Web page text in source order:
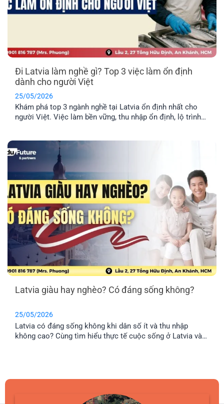
Đi Latvia làm nghề gì? Top 3 việc làm ổn định
dành cho người Việt
25/05/2026
Khám phá top 3 ngành nghề tại Latvia ổn định nhất cho
người Việt. Việc làm bền vững, thu nhập ổn định, lộ trình
Latvia giàu hay nghèo? Có đáng sống không?
25/05/2026
Latvia có đáng sống không khi dân số ít và thu nhập
không cao? Cùng tìm hiểu thực tế cuộc sống ở Latvia và